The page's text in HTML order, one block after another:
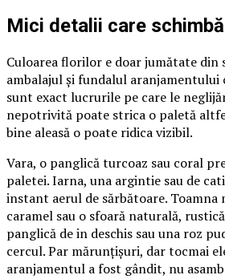
Mici detalii care
Culoarea florilor e doar jumătate din
ambalajul și fundalul aranjamentului
sunt exact lucrurile pe care le
nepotrivită poate strica o paletă
bine aleasă o poate ridica vizibil.
Vara, o panglică turcoaz sau coral
paletei. Iarna, una argintie sau de
instant aerul de sărbătoare. Toamna
caramel sau o sfoară naturală,
panglică de in deschis sau una roz
cercul. Par mărunțișuri, dar tocmai
aranjamentul a fost gândit, nu